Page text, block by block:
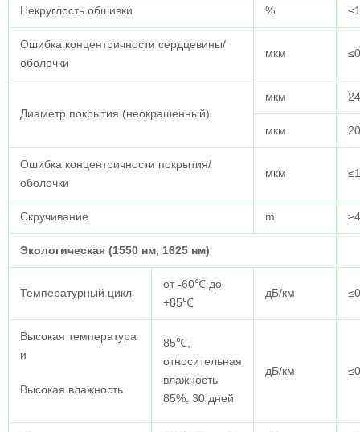
Некруглость обшивки %
Ошибка концентричности сердцевины/
оболочки
мкм
Диаметр покрытия (неокрашенный)
мкм
мкм
Ошибка концентричности покрытия/
оболочки
мкм
Скручивание m ≥4
Экологическая (1550 нм, 1625 нм)
Температурный цикл
от -60℃ до
+85℃
дБ/км
Высокая температура
и
Высокая влажность
85℃,
относительная
влажность
85%, 30 дней
дБ/км